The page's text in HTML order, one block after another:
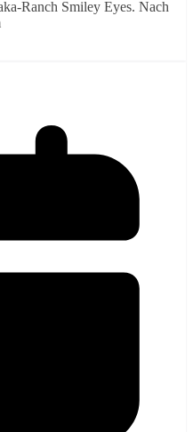
Ranch Smiley Eyes. Nach